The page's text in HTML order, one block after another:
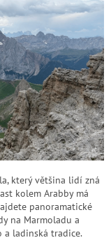
který většina lidí zná
kolem Arabby má
panoramatické
na Marmoladu a
a ladinská tradice.